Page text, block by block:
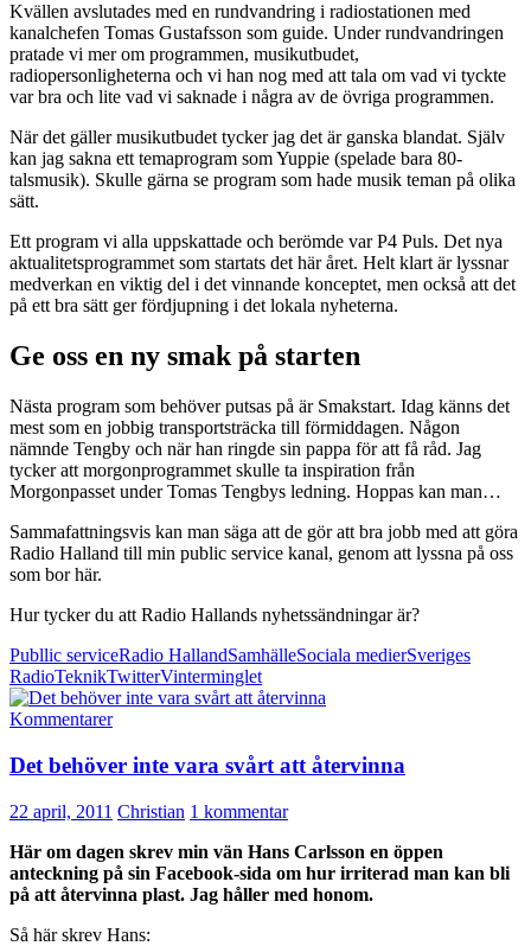
Kvällen avslutades med en rundvandring i radiostationen med
kanalchefen Tomas Gustafsson som guide. Under rundvandringen
pratade vi mer om programmen, musikutbudet,
radiopersonligheterna och vi han nog med att tala om vad vi tyckte
var bra och lite vad vi saknade i några av de övriga programmen.
När det gäller musikutbudet tycker jag det är ganska blandat. Själv
kan jag sakna ett temaprogram som Yuppie (spelade bara 80-
talsmusik). Skulle gärna se program som hade musik teman på olika
sätt.
Ett program vi alla uppskattade och berömde var P4 Puls. Det nya
aktualitetsprogrammet som startats det här året. Helt klart är lyssnar
medverkan en viktig del i det vinnande konceptet, men också att det
på ett bra sätt ger fördjupning i det lokala nyheterna.
Ge oss en ny smak på starten
Nästa program som behöver putsas på är Smakstart. Idag känns det
mest som en jobbig transportsträcka till förmiddagen. Någon
nämnde Tengby och när han ringde sin pappa för att få råd. Jag
tycker att morgonprogrammet skulle ta inspiration från
Morgonpasset under Tomas Tengbys ledning. Hoppas kan man…
Sammafattningsvis kan man säga att de gör att bra jobb med att göra
Radio Halland till min public service kanal, genom att lyssna på oss
som bor här.
Hur tycker du att Radio Hallands nyhetssändningar är?
Publlic serviceRadio HallandSamhälleSociala medierSveriges
RadioTeknikTwitterVinterminglet
Kommentarer
Det behöver inte vara svårt att återvinna
22 april, 2011 Christian 1 kommentar
Här om dagen skrev min vän Hans Carlsson en öppen
anteckning på sin Facebook-sida om hur irriterad man kan bli
på att återvinna plast. Jag håller med honom.
Så här skrev Hans: